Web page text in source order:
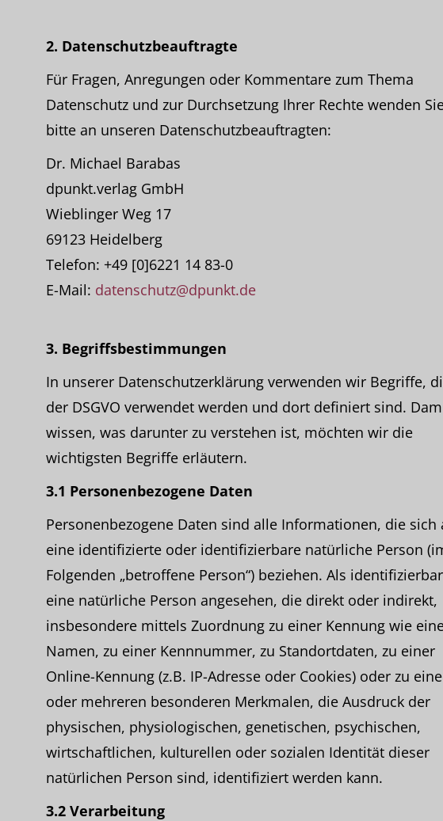
2. Datenschutzbeauftragte
Für Fragen, Anregungen oder Kommentare zum Thema
Datenschutz und zur Durchsetzung Ihrer Rechte wenden
bitte an unseren Datenschutzbeauftragten:
Dr. Michael Barabas
dpunkt.verlag GmbH
Wieblinger Weg 17
69123 Heidelberg
Telefon: +49 [0]6221 14 83-0
E-Mail: datenschutz@dpunkt.de
3. Begriffsbestimmungen
In unserer Datenschutzerklärung verwenden wir Begriffe,
der DSGVO verwendet werden und dort definiert sind.
wissen, was darunter zu verstehen ist, möchten wir die
wichtigsten Begriffe erläutern.
3.1 Personenbezogene Daten
Personenbezogene Daten sind alle Informationen, die sich
eine identifizierte oder identifizierbare natürliche Person
Folgenden „betroffene Person“) beziehen. Als
eine natürliche Person angesehen, die direkt oder indirekt,
insbesondere mittels Zuordnung zu einer Kennung wie
Namen, zu einer Kennnummer, zu Standortdaten, zu einer
Online-Kennung (z.B. IP-Adresse oder Cookies) oder zu
oder mehreren besonderen Merkmalen, die Ausdruck der
physischen, physiologischen, genetischen, psychischen,
wirtschaftlichen, kulturellen oder sozialen Identität dieser
natürlichen Person sind, identifiziert werden kann.
3.2 Verarbeitung